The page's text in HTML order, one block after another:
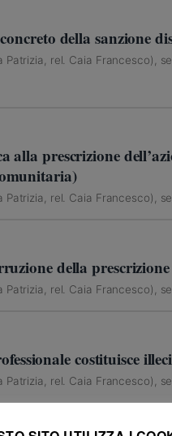
della sanzione
Patrizia, rel. Caia Francesco),
alla prescrizione
Patrizia, rel. Caia Francesco),
della
Patrizia, rel. Caia Francesco),
costituisce
Patrizia, rel. Caia Francesco),